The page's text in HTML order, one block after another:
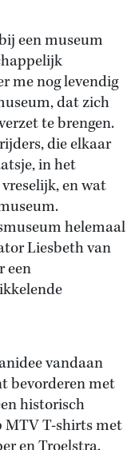
een museum
me nog levendig
dat zich
te brengen.
die elkaar
in het
en wat
helemaal
Liesbeth van
een
vandaan
bevorderen met
historisch
MTV T-shirts met